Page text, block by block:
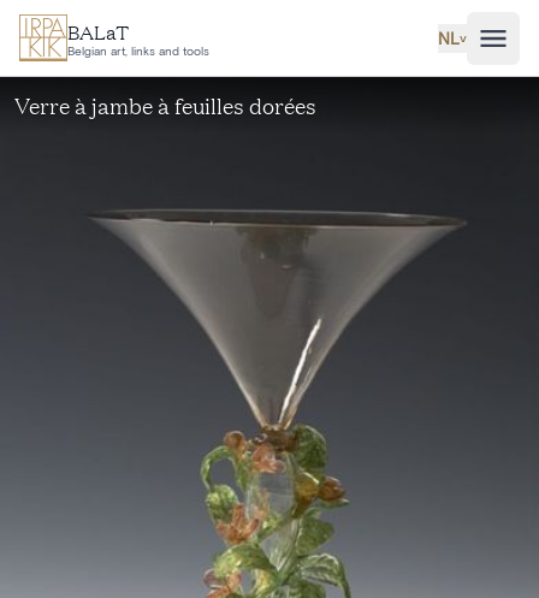
Ga naar hoofdinhoud
BALaT
Belgian art, links and tools
NL˅
Verre à jambe à feuilles dorées